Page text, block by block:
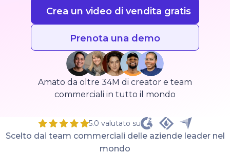
Crea un video di vendita gratis
Prenota una demo
Amato da oltre 34M di creator e team
commerciali in tutto il mondo
5.0 valutato su
Scelto dai team commerciali delle aziende leader nel
mondo